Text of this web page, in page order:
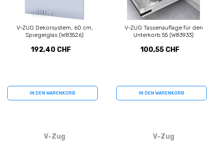
V-ZUG Dekorsystem, 60 cm,
Spiegelglas (W83526)
192,40 CHF
IN DEN WARENKORB
V-ZUG Tassenauflage für den
Unterkorb 55 (W83933)
100,55 CHF
IN DEN WARENKORB
V-Zug V-Zug